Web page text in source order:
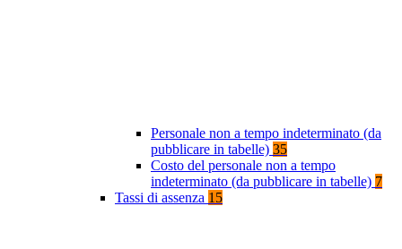
Personale non a tempo indeterminato (da
pubblicare in tabelle) 35
Costo del personale non a tempo
indeterminato (da pubblicare in tabelle) 7
Tassi di assenza 15